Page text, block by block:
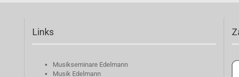
Links
Musikseminare Edelmann
Musik Edelmann